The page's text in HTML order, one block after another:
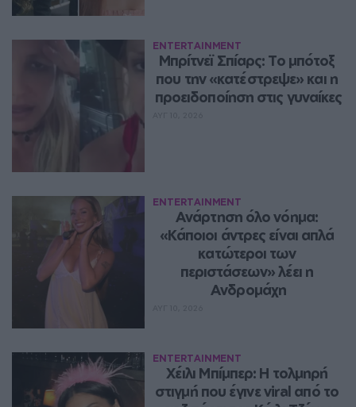
ENTERTAINMENT
Μπρίτνεϊ Σπίαρς: Το μπότοξ
που την «κατέστρεψε» και η
προειδοποίηση στις γυναίκες
ENTERTAINMENT
Ανάρτηση όλο νόημα:
«Κάποιοι άντρες είναι απλά
κατώτεροι των
περιστάσεων» λέει η
Ανδρομάχη
ENTERTAINMENT
Χέιλι Μπίμπερ: Η τολμηρή
στιγμή που έγινε viral από το